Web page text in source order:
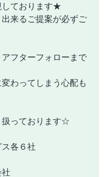
しております★
来るご提案が必ずご
フターフォローまで
わってしまう心配も
っております☆
各６社